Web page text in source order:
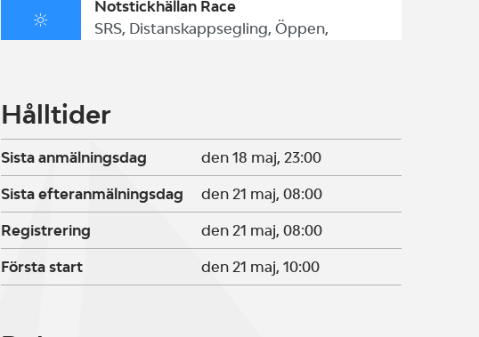
Notstickhällan Race
SRS, Distanskappsegling, Öppen,
Hålltider
Sista anmälningsdag den 18 maj, 23:00
Sista efteranmälningsdag den 21 maj, 08:00
Registrering den 21 maj, 08:00
Första start den 21 maj, 10:00